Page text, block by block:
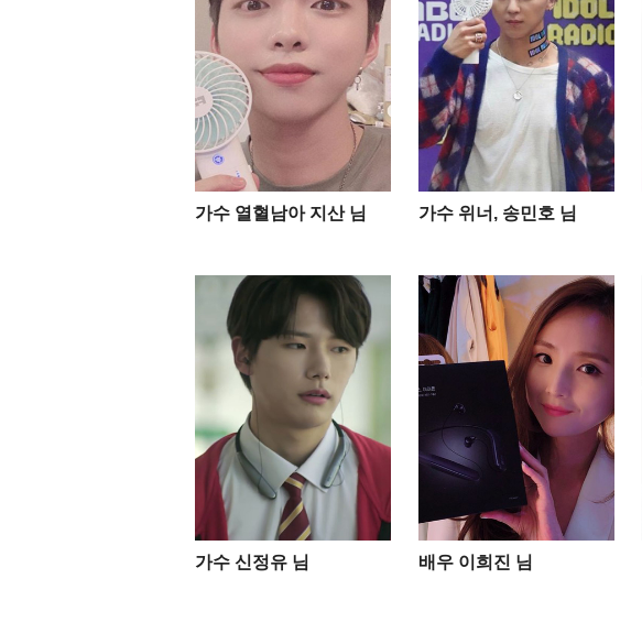
가수 열혈남아 지산 님 가수 위너, 송민호 님
가수 신정유 님 배우 이희진 님